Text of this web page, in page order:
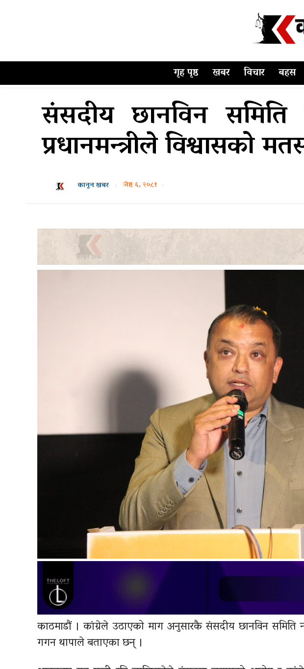
गृह पृष्ठ खबर विचार बहस
संसदीय छानविन
प्रधानमन्त्रीले विश्वासको
कानून खबर जेष्ठ ६, २०८१
काठमाडौं । कांग्रेले उठाएको माग अनुसारकै संसदीय छानविन समिति
गगन थापाले बताएका छन् ।